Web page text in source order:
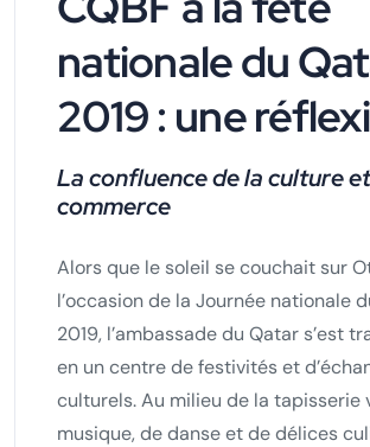
nationale du
2019 : une
La confluence de la culture
commerce
Alors que le soleil se couchait sur
l’occasion de la Journée nationale
2019, l’ambassade du Qatar s’est
en un centre de festivités et
culturels. Au milieu de la tapisserie
musique, de danse et de délices